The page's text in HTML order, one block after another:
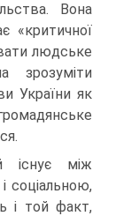
Вона
«критичної
людське
зрозуміти
України як
існує між
соціальною,
і той факт,